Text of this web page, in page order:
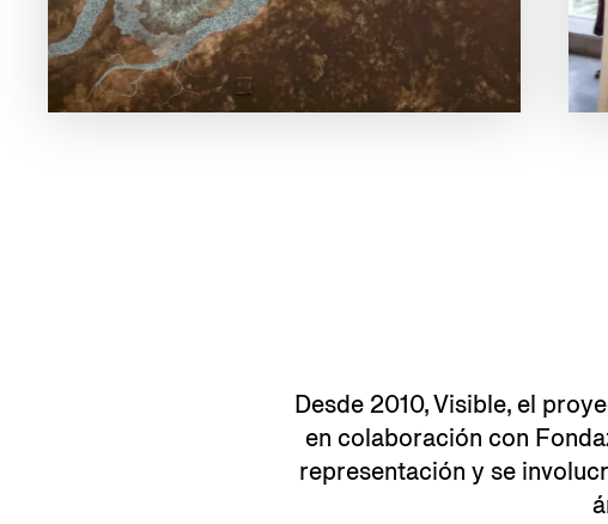
Desde 2010, Visible, el
en colaboración con
representación y se